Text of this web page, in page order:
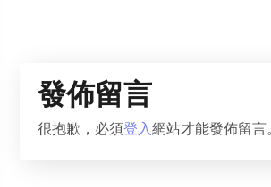
發佈留言
很抱歉，必須登入網站才能發佈留言。